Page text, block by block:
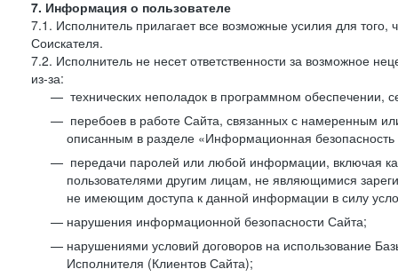
7. Информация о пользователе
7.1. Исполнитель прилагает все возможные усилия для
Соискателя.
7.2. Исполнитель не несет ответственности за возможное
из-за:
технических неполадок в программном обеспечении,
перебоев в работе Сайта, связанных с намеренным
описанным в разделе «Информационная
передачи паролей или любой информации, включая
пользователями другим лицам, не являющимися
не имеющим доступа к данной информации в силу
нарушения информационной безопасности Сайта;
нарушениями условий договоров на использование
Исполнителя (Клиентов Сайта);